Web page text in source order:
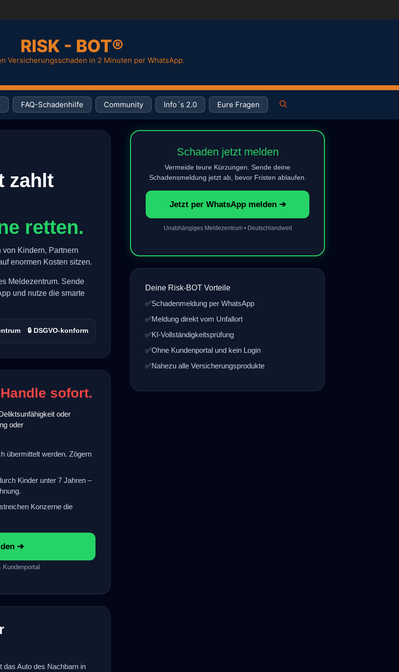
RISK - BOT®
Versicherungsschaden in 2 Minuten per WhatsApp.
FAQ-Schadenhilfe Community Info´s 2.0 Eure Fragen
zahlt
retten.
Kindern, Partnern
enormen Kosten sitzen.
Meldezentrum. Sende
und nutze die smarte
🔒 DSGVO-konform
sofort.
oder
oder
übermittelt werden. Zögern
Kinder unter 7 Jahren –
Konzerne die
➔
Kundenportal
das Auto des Nachbarn in
Schaden jetzt melden
Vermeide teure Kürzungen. Sende deine
Schadensmeldung jetzt ab, bevor Fristen ablaufen.
Jetzt per WhatsApp melden ➔
Unabhängiges Meldezentrum • Deutschlandweit
Deine Risk-BOT Vorteile
✅Schadenmeldung per WhatsApp
✅Meldung direkt vom Unfallort
✅KI-Vollständigkeitsprüfung
✅Ohne Kundenportal und kein Login
✅Nahezu alle Versicherungsprodukte